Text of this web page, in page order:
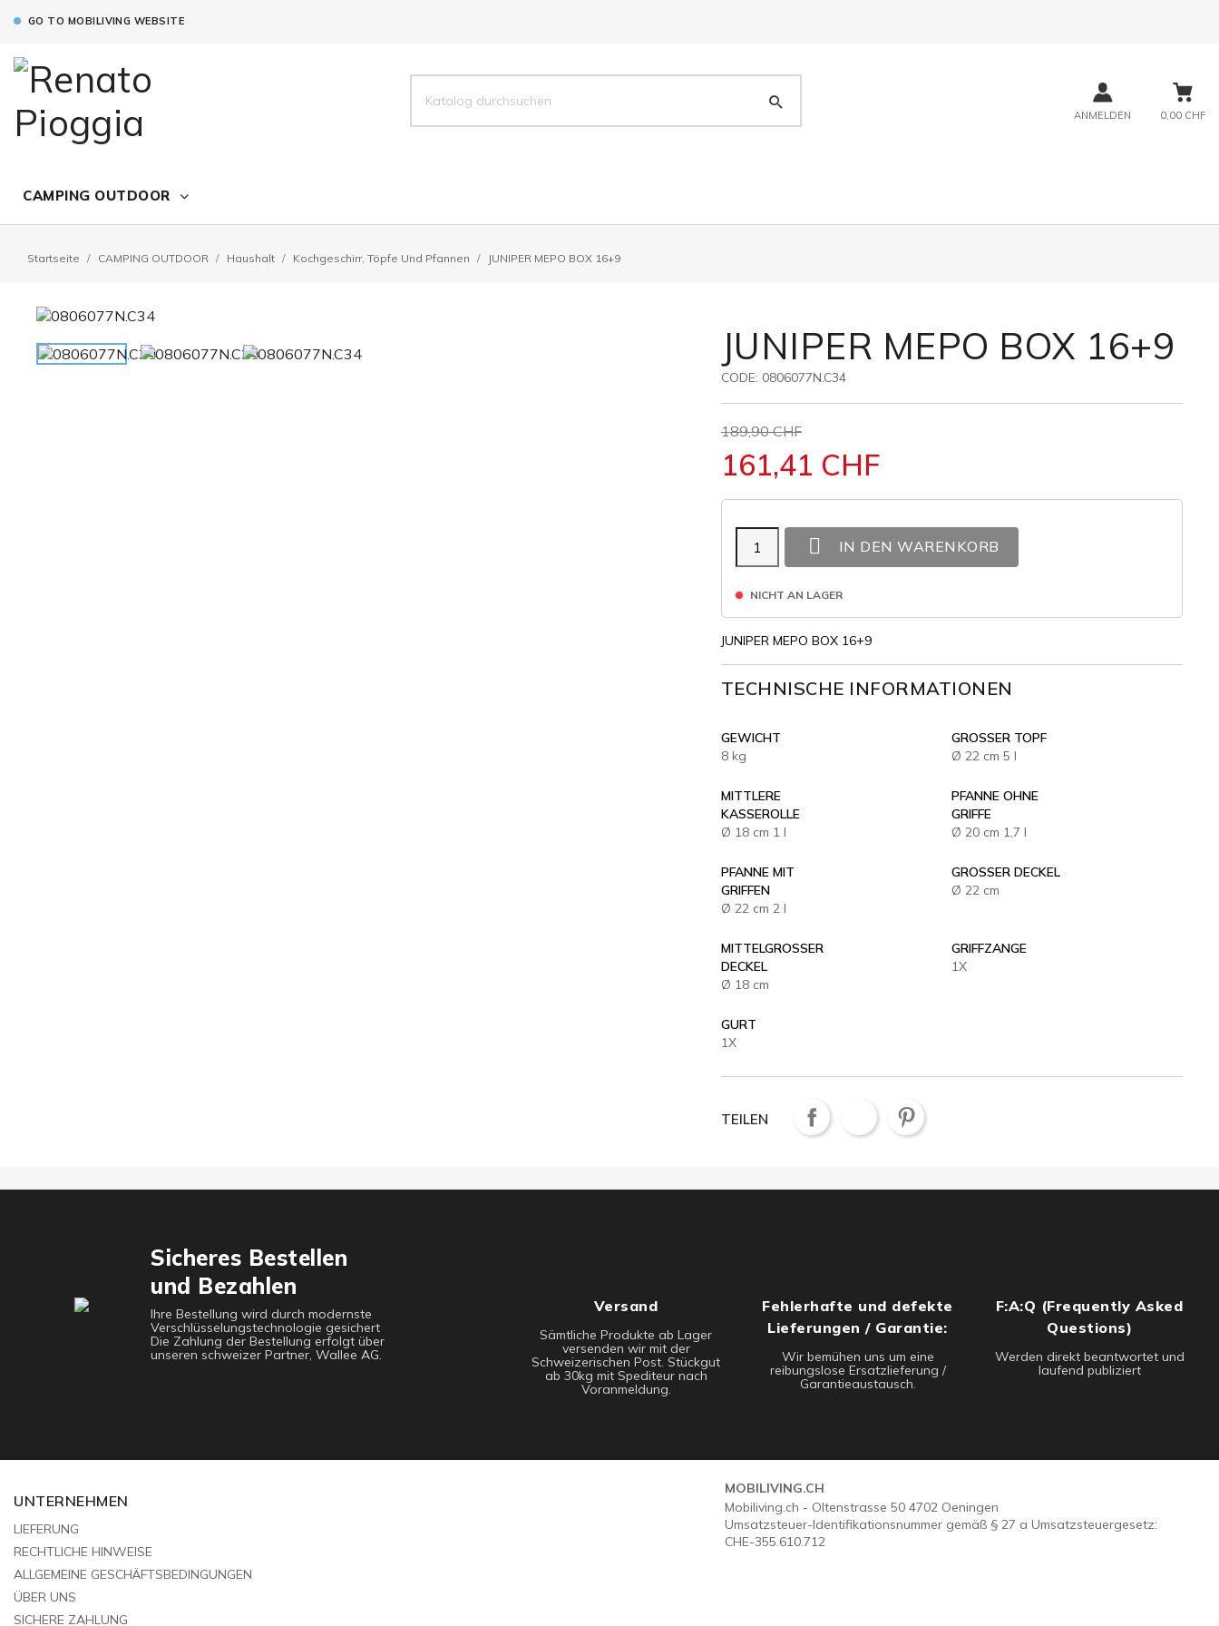
GO TO MOBILIVING WEBSITE
ANMELDEN 0,00 CHF
CAMPING OUTDOOR
Startseite CAMPING OUTDOOR Haushalt Kochgeschirr, Töpfe Und Pfannen JUNIPER MEPO BOX 16+9
JUNIPER MEPO BOX 16+9
CODE: 0806077N.C34
189,90 CHF
161,41 CHF
 IN DEN WARENKORB
NICHT AN LAGER
JUNIPER MEPO BOX 16+9
TECHNISCHE INFORMATIONEN
GEWICHT
8 kg
GROSSER TOPF
Ø 22 cm 5 l
MITTLERE
KASSEROLLE
Ø 18 cm 1 l
PFANNE OHNE
GRIFFE
Ø 20 cm 1,7 l
PFANNE MIT
GRIFFEN
Ø 22 cm 2 l
GROSSER DECKEL
Ø 22 cm
MITTELGROSSER D
ECKEL
Ø 18 cm
GRIFFZANGE
1X
GURT
1X
TEILEN
Sicheres Bestellen
und Bezahlen
Ihre Bestellung wird durch modernste
Verschlüsselungstechnologie gesichert
Die Zahlung der Bestellung erfolgt über
unseren schweizer Partner, Wallee AG.
Versand
Sämtliche Produkte ab Lager
versenden wir mit der
Schweizerischen Post. Stückgut
ab 30kg mit Spediteur nach
Voranmeldung.
Fehlerhafte und defekte
Lieferungen / Garantie:
Wir bemühen uns um eine
reibungslose Ersatzlieferung /
Garantieaustausch.
F:A:Q (Frequently Asked
Questions)
Werden direkt beantwortet und
laufend publiziert
UNTERNEHMEN
LIEFERUNG
RECHTLICHE HINWEISE
ALLGEMEINE GESCHÄFTSBEDINGUNGEN
ÜBER UNS
SICHERE ZAHLUNG
MOBILIVING.CH
Mobiliving.ch - Oltenstrasse 50 4702 Oeningen
Umsatzsteuer-Identifikationsnummer gemäß § 27 a Umsatzsteuergesetz:
CHE-355.610.712